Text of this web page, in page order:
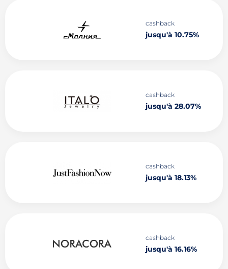
cashback
jusqu'à 10.75%
cashback
jusqu'à 28.07%
cashback
jusqu'à 18.13%
cashback
jusqu'à 16.16%